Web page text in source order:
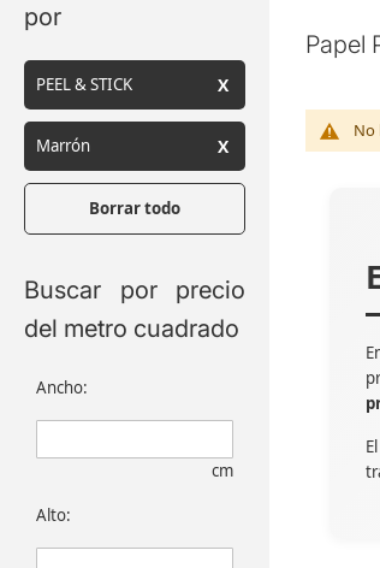
Papel
No
Buscar por precio
del metro cuadrado
Ancho:
cm
Alto:
por
PEEL & STICK
Marrón
Borrar todo